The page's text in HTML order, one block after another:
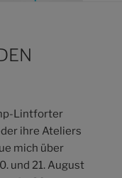
Lintforter
ihre Ateliers
mich über
und 21. August